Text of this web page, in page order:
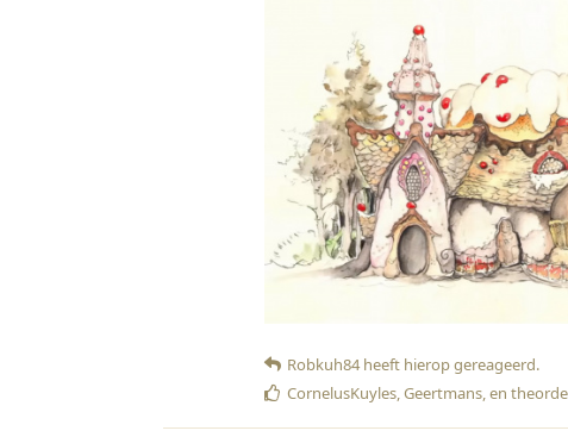
Robkuh84heeft hierop gereageerd.
CornelusKuyles,Geertmans, en